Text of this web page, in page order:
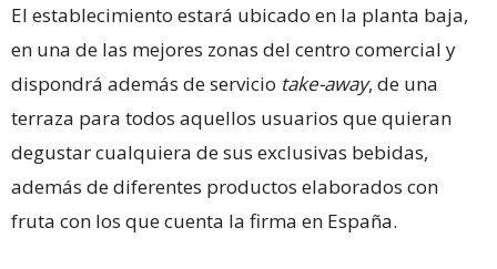
El establecimiento estará ubicado en la planta baja,
en una de las mejores zonas del centro comercial y
dispondrá además de servicio take-away, de una
terraza para todos aquellos usuarios que quieran
degustar cualquiera de sus exclusivas bebidas,
además de diferentes productos elaborados con
fruta con los que cuenta la firma en España.